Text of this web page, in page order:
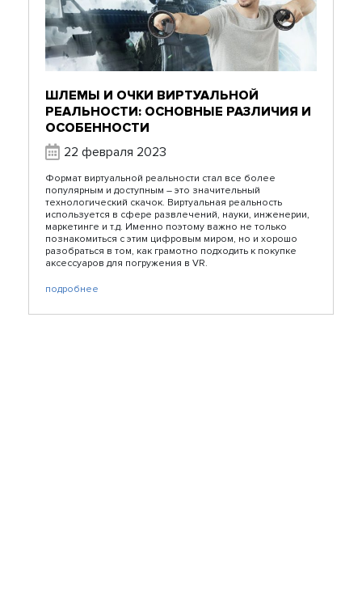
ШЛЕМЫ И ОЧКИ ВИРТУАЛЬНОЙ
РЕАЛЬНОСТИ: ОСНОВНЫЕ РАЗЛИЧИЯ И
ОСОБЕННОСТИ
22 февраля 2023
Формат виртуальной реальности стал все более
популярным и доступным – это значительный
технологический скачок. Виртуальная реальность
используется в сфере развлечений, науки, инженерии,
маркетинге и т.д. Именно поэтому важно не только
познакомиться с этим цифровым миром, но и хорошо
разобраться в том, как грамотно подходить к покупке
аксессуаров для погружения в VR.
подробнее